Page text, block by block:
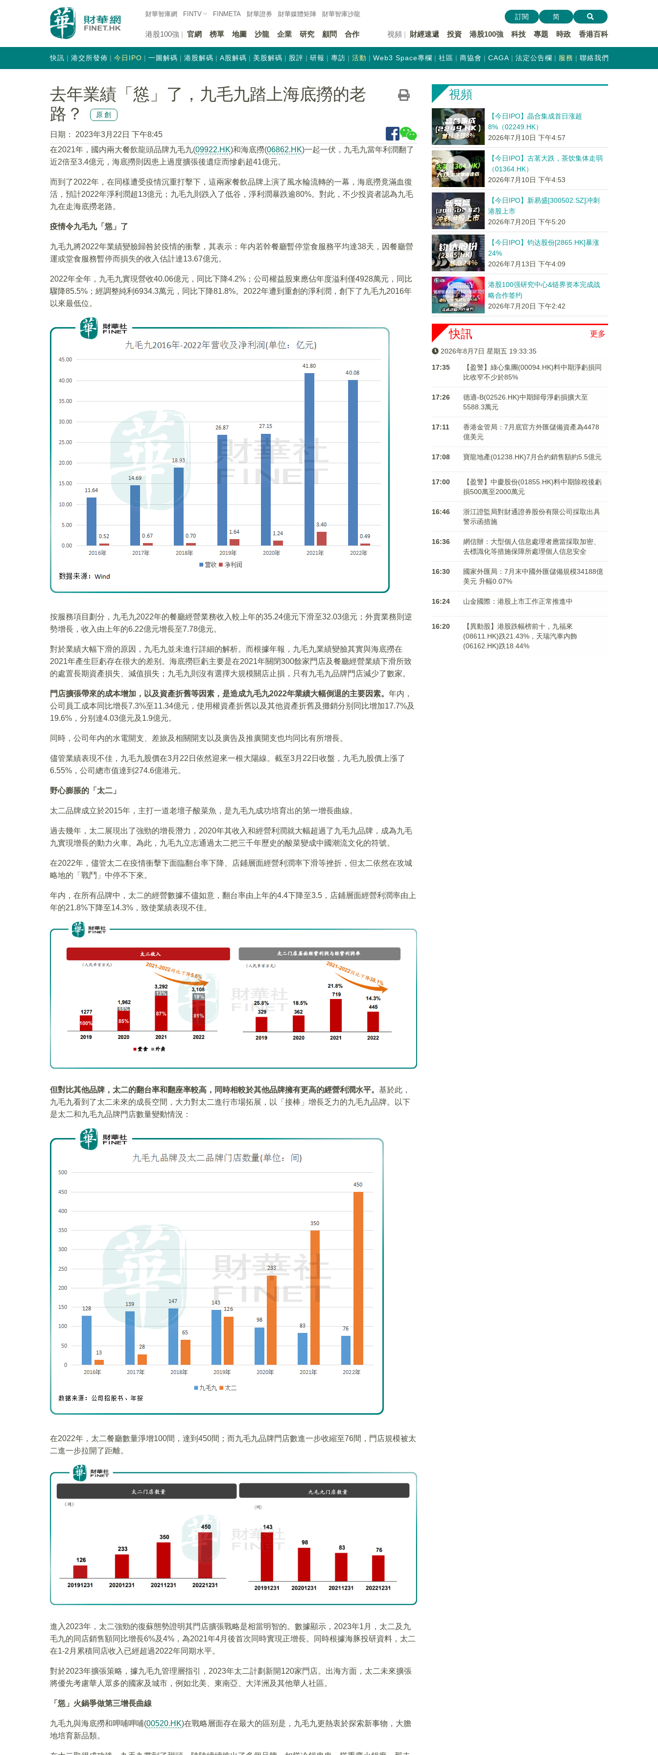
財華智庫網 FINTV FINMETA 財華證券 財華媒體矩陣 財華智庫沙龍
港股100強 官網 榜單 地圖 沙龍 企業 研究 顧問 合作 視頻 財經速遞 投資 港股100強 科技 專題 時政 香港百科
訂閱 简
快訊 港交所發佈 今日IPO 一圖解碼 港股解碼 A股解碼 美股解碼 股評 研報 專訪 活動 Web3 Space專欄 社區 商協會 CAGA 法定公告欄 服務 聯絡我們
去年業績「慫」了，九毛九踏上海底撈的老
路？
原創
日期：
2023年3月22日 下午8:45
在2021年，國内兩大餐飲龍頭品牌九毛九(09922.HK)和海底撈(06862.HK)一起一伏，九毛九當年利潤翻了
近2倍至3.4億元，海底撈則因患上過度擴張後遺症而慘虧超41億元。
而到了2022年，在同樣遭受疫情沉重打擊下，這兩家餐飲品牌上演了風水輪流轉的一幕，海底撈竟滿血復
活，預計2022年淨利潤超13億元；九毛九則跌入了低谷，淨利潤暴跌逾80%。對此，不少投資者認為九毛
九在走海底撈老路。
疫情令九毛九「慫」了
九毛九將2022年業績變臉歸咎於疫情的衝擊，其表示：年内若幹餐廳暫停堂食服務平均達38天，因餐廳營
運或堂食服務暫停而損失的收入估計達13.67億元。
2022年全年，九毛九實現營收40.06億元，同比下降4.2%；公司權益股東應佔年度溢利僅4928萬元，同比
驟降85.5%；經調整純利6934.3萬元，同比下降81.8%。2022年遭到重創的淨利潤，創下了九毛九2016年
以來最低位。
按服務項目劃分，九毛九2022年的餐廳經營業務收入較上年的35.24億元下滑至32.03億元；外賣業務則逆
勢增長，收入由上年的6.22億元增長至7.78億元。
對於業績大幅下滑的原因，九毛九並未進行詳細的解析。而根據年報，九毛九業績變臉其實與海底撈在
2021年產生巨虧存在很大的差别。海底撈巨虧主要是在2021年關閉300餘家門店及餐廳經營業績下滑所致
的處置長期資產損失、減值損失；九毛九則沒有選擇大規模關店止損，只有九毛九品牌門店減少了數家。
門店擴張帶來的成本增加，以及資產折舊等因素，是造成九毛九2022年業績大幅倒退的主要因素。 年内，
公司員工成本同比增長7.3%至11.34億元，使用權資產折舊以及其他資產折舊及攤銷分别同比增加17.7%及
19.6%，分别達4.03億元及1.9億元。
同時，公司年内的水電開支、差旅及相關開支以及廣告及推廣開支也均同比有所增長。
儘管業績表現不佳，九毛九股價在3月22日依然迎來一根大陽線。截至3月22日收盤，九毛九股價上漲了
6.55%，公司總市值達到274.6億港元。
野心膨脹的「太二」
太二品牌成立於2015年，主打一道老壇子酸菜魚，是九毛九成功培育出的第一增長曲線。
過去幾年，太二展現出了強勁的增長潛力，2020年其收入和經營利潤就大幅超過了九毛九品牌，成為九毛
九實現增長的動力火車。為此，九毛九立志通過太二把三千年歷史的酸菜變成中國潮流文化的符號。
在2022年，儘管太二在疫情衝擊下面臨翻台率下降、店鋪層面經營利潤率下滑等挫折，但太二依然在攻城
略地的「戰鬥」中停不下來。
年内，在所有品牌中，太二的經營數據不儘如意，翻台率由上年的4.4下降至3.5，店鋪層面經營利潤率由上
年的21.8%下降至14.3%，致使業績表現不佳。
但對比其他品牌，太二的翻台率和翻座率較高，同時相較於其他品牌擁有更高的經營利潤水平。 基於此，
九毛九看到了太二未來的成長空間，大力對太二進行市場拓展，以「接棒」增長乏力的九毛九品牌。以下
是太二和九毛九品牌門店數量變動情況：
在2022年，太二餐廳數量淨增100間，達到450間；而九毛九品牌門店數進一步收縮至76間，門店規模被太
二進一步拉開了距離。
進入2023年，太二強勁的復蘇態勢證明其門店擴張戰略是相當明智的。數據顯示，2023年1月，太二及九
毛九的同店銷售額同比增長6%及4%，為2021年4月後首次同時實現正增長。同時根據海豚投研資料，太二
在1-2月累積同店收入已經超過2022年同期水平。
對於2023年擴張策略，據九毛九管理層指引，2023年太二計劃新開120家門店。出海方面，太二未來擴張
將優先考慮華人眾多的國家及城市，例如北美、東南亞、大洋洲及其他華人社區。
「慫」火鍋爭做第三增長曲線
九毛九與海底撈和呷哺呷哺(00520.HK)在戰略層面存在最大的區别是，九毛九更熱衷於探索新事物，大膽
地培育新品類。
視頻
【今日IPO】晶合集成首日涨超
8%（02249.HK）
2026年7月10日 下午4:57
【今日IPO】古茗大跌，茶饮集体走弱
（01364.HK）
2026年7月10日 下午4:53
【今日IPO】新易盛[300502.SZ]冲刺
港股上市
2026年7月20日 下午5:20
【今日IPO】钧达股份[2865.HK]暴涨
24%
2026年7月13日 下午4:09
港股100强研究中心&链界资本完成战
略合作签约
2026年7月20日 下午2:42
更多
快訊
2026年8月7日 星期五 19:33:36
17:35
【盈警】綠心集團(00094.HK)料中期淨虧損同
比收窄不少於85%
17:26
德適-B(02526.HK)中期歸母淨虧損擴大至
5588.3萬元
17:11
香港金管局：7月底官方外匯儲備資產為4478
億美元
17:08 寶龍地產(01238.HK)7月合約銷售額約5.5億元
17:00
【盈警】中慶股份(01855.HK)料中期除稅後虧
損500萬至2000萬元
16:46
浙江證監局對財通證券股份有限公司採取出具
警示函措施
16:36
網信辦：大型個人信息處理者應當採取加密、
去標識化等措施保障所處理個人信息安全
16:30
國家外匯局：7月末中國外匯儲備規模34188億
美元 升幅0.07%
16:24 山金國際：港股上市工作正常推進中
16:20
【異動股】港股跌幅榜前十，九福來
(08611.HK)跌21.43%，天瑞汽車内飾
(06162.HK)跌18.44%